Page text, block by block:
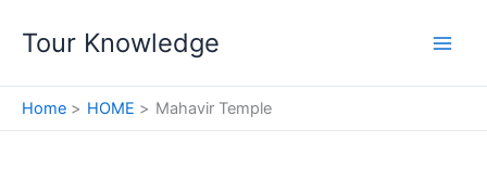
Tour Knowledge
Home HOME Mahavir Temple